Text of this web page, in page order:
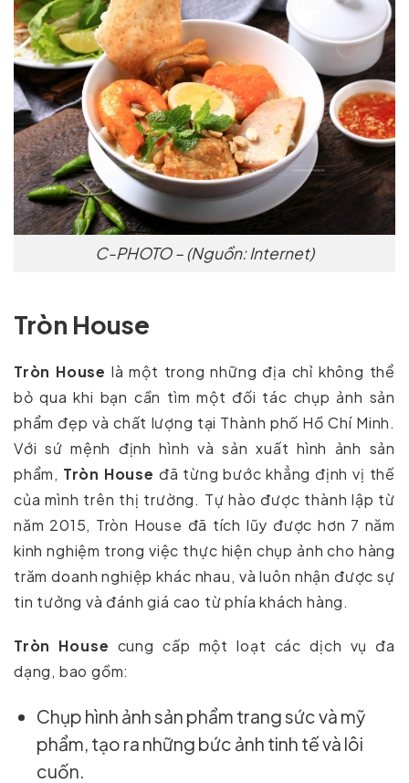
C-PHOTO – (Nguồn: Internet)
Tròn House
Tròn House là một trong những địa chỉ không thể
bỏ qua khi bạn cần tìm một đối tác chụp ảnh sản
phẩm đẹp và chất lượng tại Thành phố Hồ Chí Minh.
Với sứ mệnh định hình và sản xuất hình ảnh sản
phẩm, Tròn House đã từng bước khẳng định vị thế
của mình trên thị trường. Tự hào được thành lập từ
năm 2015, Tròn House đã tích lũy được hơn 7 năm
kinh nghiệm trong việc thực hiện chụp ảnh cho hàng
trăm doanh nghiệp khác nhau, và luôn nhận được sự
tin tưởng và đánh giá cao từ phía khách hàng.
Tròn House cung cấp một loạt các dịch vụ đa
dạng, bao gồm:
Chụp hình ảnh sản phẩm trang sức và mỹ
phẩm, tạo ra những bức ảnh tinh tế và lôi
cuốn.